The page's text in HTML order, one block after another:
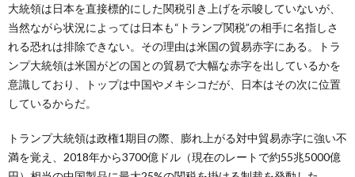
大統領は日本を直接標的にした関税引き上げを示唆していないが、
当然ながら状況によっては日本も“トランプ関税”の相手に名指しさ
れる恐れは排除できない。その理由は米国の貿易赤字にある。トラ
ンプ大統領は米国がどの国との貿易で大幅な赤字を出しているかを
意識しており、トップは中国やメキシコだが、日本はその次に位置
しているからだ。
トランプ大統領は政権1期目の際、膨れ上がる対中貿易赤字に強い不
満を覚え、2018年から3700億ドル（現在のレートで約55兆5000億